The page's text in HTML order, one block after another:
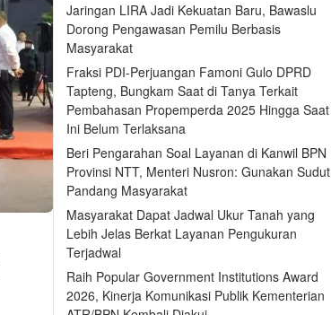
Jaringan LIRA Jadi Kekuatan Baru, Bawaslu
Dorong Pengawasan Pemilu Berbasis
Masyarakat
Fraksi PDI-Perjuangan Famoni Gulo DPRD
Tapteng, Bungkam Saat di Tanya Terkait
Pembahasan Propemperda 2025 Hingga Saat
Ini Belum Terlaksana
Beri Pengarahan Soal Layanan di Kanwil BPN
Provinsi NTT, Menteri Nusron: Gunakan Sudut
Pandang Masyarakat
Masyarakat Dapat Jadwal Ukur Tanah yang
Lebih Jelas Berkat Layanan Pengukuran
Terjadwal
Raih Popular Government Institutions Award
2026, Kinerja Komunikasi Publik Kementerian